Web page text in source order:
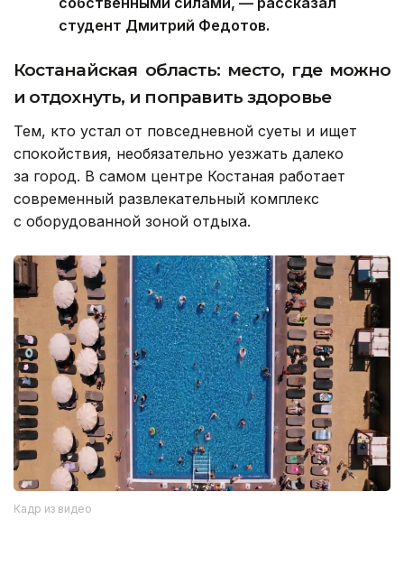
студент Дмитрий Федотов.
Костанайская область: место, где можно
и отдохнуть, и поправить здоровье
Тем, кто устал от повседневной суеты и ищет
спокойствия, необязательно уезжать далеко
за город. В самом центре Костаная работает
современный развлекательный комплекс
с оборудованной зоной отдыха.
Кадр из видео